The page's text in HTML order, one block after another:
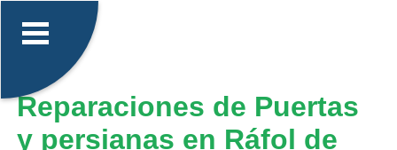
Reparaciones de Puertas
y persianas en Ráfol de